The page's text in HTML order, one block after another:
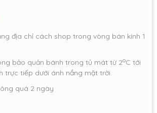
địa chỉ cách shop trong vòng bán kính 1
bảo quản bánh trong tủ mát từ 2oC tới
trực tiếp dưới ánh nắng mặt trời.
quá 2 ngày